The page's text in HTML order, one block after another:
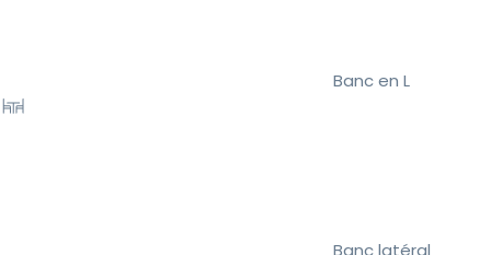
Banc en L
Banc latéral